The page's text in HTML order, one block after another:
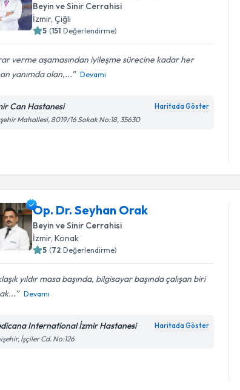
Beyin ve Sinir Cerrahisi
İzmir,Çiğli
5 (151 Değerlendirme)
verme aşamasından iyileşme sürecine kadar her
yanımda olan,...
Devamı
Can Hastanesi Haritada Göster
Mahallesi, 8019/16 Sokak No:18, 35630
Op. Dr. Seyhan Orak
Beyin ve Sinir Cerrahisi
İzmir,Konak
5 (72 Değerlendirme)
yıldır masa başında, bilgisayar başında çalışan biri
Devamı
International İzmir Hastanesi Haritada Göster
İşçiler Cd. No:126